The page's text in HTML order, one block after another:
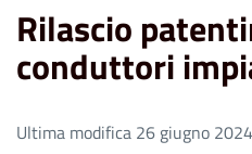
Rilascio
conduttori
Ultima modifica 26 giugno 2024